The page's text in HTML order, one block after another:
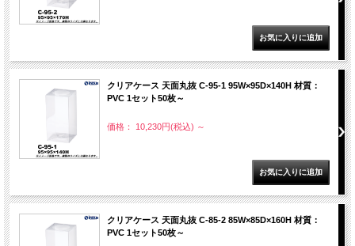
クリアケース 天面丸抜 C-95-1 95W×95D×140H 材質：
PVC 1セット50枚～
価格： 10,230円(税込) ～
クリアケース 天面丸抜 C-85-2 85W×85D×160H 材質：
PVC 1セット50枚～